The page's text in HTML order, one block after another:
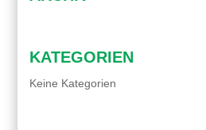
KATEGORIEN
Keine Kategorien